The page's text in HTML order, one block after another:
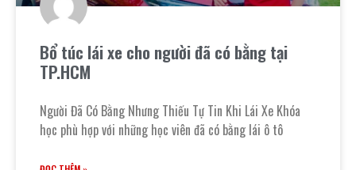
Bổ túc lái xe cho người đã có bằng tại
TP.HCM
Người Đã Có Bằng Nhưng Thiếu Tự Tin Khi Lái Xe Khóa
học phù hợp với những học viên đã có bằng lái ô tô